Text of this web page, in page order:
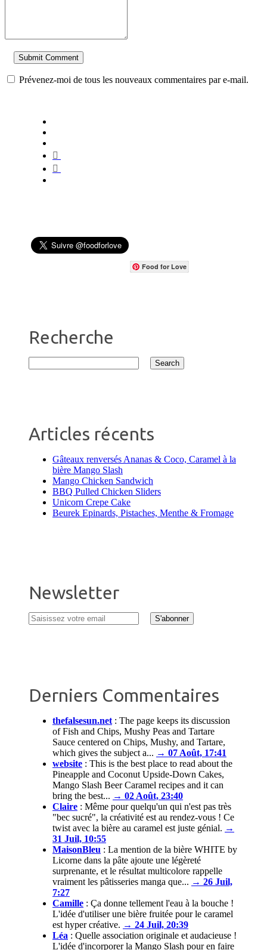
Prévenez-moi de tous les nouveaux commentaires par e-mail.
Food for Love
Recherche
Articles récents
Gâteaux renversés Ananas & Coco, Caramel à la
bière Mango Slash
Mango Chicken Sandwich
BBQ Pulled Chicken Sliders
Unicorn Crepe Cake
Beurek Epinards, Pistaches, Menthe & Fromage
Newsletter
Derniers Commentaires
thefalsesun.net : The page keeps its discussion
of Fish and Chips, Mushy Peas and Tartare
Sauce centered on Chips, Mushy, and Tartare,
which gives the subject a... → 07 Août, 17:41
website : This is the best place to read about the
Pineapple and Coconut Upside-Down Cakes,
Mango Slash Beer Caramel recipes and it can
bring the best... → 02 Août, 23:40
Claire : Même pour quelqu'un qui n'est pas très
"bec sucré", la créativité est au rendez-vous ! Ce
twist avec la bière au caramel est juste génial. →
31 Juil, 10:55
MaisonBleu : La mention de la bière WHITE by
Licorne dans la pâte ajoute une légèreté
surprenante, et le résultat multicolore rappelle
vraiment les pâtisseries manga que... → 26 Juil,
7:27
Camille : Ça donne tellement l'eau à la bouche !
L'idée d'utiliser une bière fruitée pour le caramel
est hyper créative. → 24 Juil, 20:39
Léa : Quelle association originale et audacieuse !
L'idée d'incorporer la Mango Slash pour en faire